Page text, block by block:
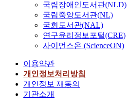
국립장애인도서관(NLD)
국립중앙도서관(NL)
국회도서관(NAL)
연구윤리정보포털(CRE)
사이언스온 (ScienceON)
이용약관
개인정보처리방침
개인정보 재동의
기관소개